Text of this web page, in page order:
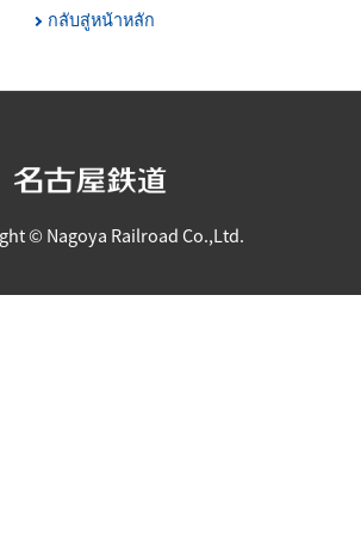
กลับสู่หน้าหลัก
© Nagoya Railroad Co.,Ltd.